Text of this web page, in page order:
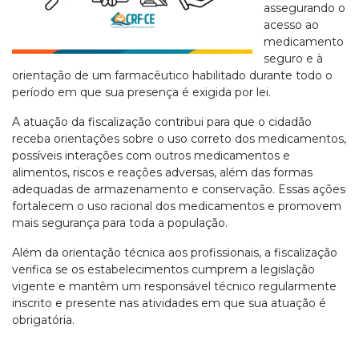
assegurando o
acesso ao
medicamento
seguro e à
orientação de um farmacêutico habilitado durante todo o
período em que sua presença é exigida por lei.
A atuação da fiscalização contribui para que o cidadão
receba orientações sobre o uso correto dos medicamentos,
possíveis interações com outros medicamentos e
alimentos, riscos e reações adversas, além das formas
adequadas de armazenamento e conservação. Essas ações
fortalecem o uso racional dos medicamentos e promovem
mais segurança para toda a população.
Além da orientação técnica aos profissionais, a fiscalização
verifica se os estabelecimentos cumprem a legislação
vigente e mantêm um responsável técnico regularmente
inscrito e presente nas atividades em que sua atuação é
obrigatória.